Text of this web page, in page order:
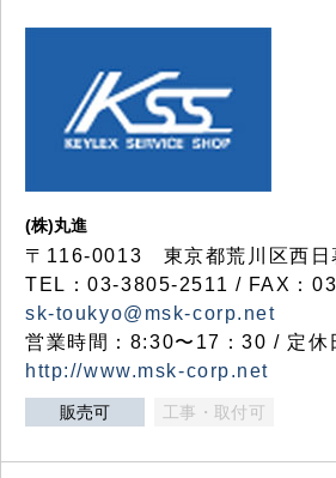
(株)丸進
〒116-0013 東京都荒川区西日
TEL：03-3805-2511 / FAX：
sk-toukyo@msk-corp.net
営業時間：8:30〜17：30 / 定休
http://www.msk-corp.net
販売可 工事・取付可